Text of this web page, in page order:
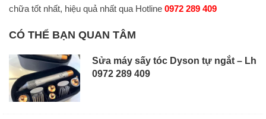
chữa tốt nhất, hiệu quả nhất qua Hotline 0972 289 409
CÓ THỂ BẠN QUAN TÂM
Sửa máy sấy tóc Dyson tự ngắt – Lh
0972 289 409